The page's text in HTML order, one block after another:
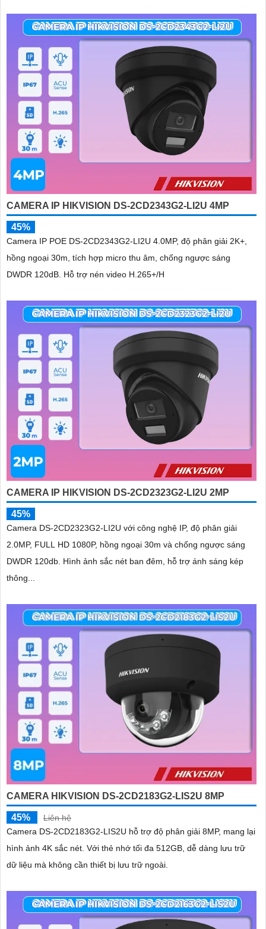
CAMERA IP HIKVISION DS-2CD2343G2-LI2U 4MP
45%
Camera IP POE DS-2CD2343G2-LI2U 4.0MP, độ phân giải 2K+,
hồng ngoại 30m, tích hợp micro thu âm, chống ngược sáng
DWDR 120dB. Hỗ trợ nén video H.265+/H
CAMERA IP HIKVISION DS-2CD2323G2-LI2U 2MP
45%
Camera DS-2CD2323G2-LI2U với công nghệ IP, độ phân giải
2.0MP, FULL HD 1080P, hồng ngoại 30m và chống ngược sáng
DWDR 120db. Hình ảnh sắc nét ban đêm, hỗ trợ ánh sáng kép
thông...
CAMERA HIKVISION DS-2CD2183G2-LIS2U 8MP
45%
Liên hệ
Camera DS-2CD2183G2-LIS2U hỗ trợ độ phân giải 8MP, mang lại
hình ảnh 4K sắc nét. Với thẻ nhớ tối đa 512GB, dễ dàng lưu trữ
dữ liệu mà không cần thiết bị lưu trữ ngoài.